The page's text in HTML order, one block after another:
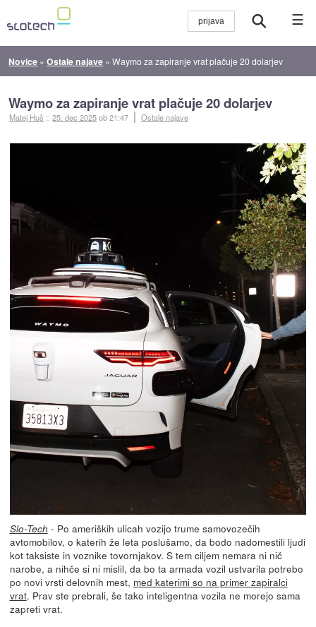
☰
Novice »Ostale najave »Waymo za zapiranje vrat plačuje 20 dolarjev
Waymo za zapiranje vrat plačuje 20 dolarjev
Matej Huš ::25. dec 2025ob 21:47 Ostale najave
Slo-Tech - Po ameriških ulicah vozijo trume samovozečih
avtomobilov, o katerih že leta poslušamo, da bodo nadomestili ljudi
kot taksiste in voznike tovornjakov. S tem ciljem nemara ni nič
narobe, a nihče si ni mislil, da bo ta armada vozil ustvarila potrebo
po novi vrsti delovnih mest, med katerimi so na primer zapiralci
vrat. Prav ste prebrali, še tako inteligentna vozila ne morejo sama
zapreti vrat.